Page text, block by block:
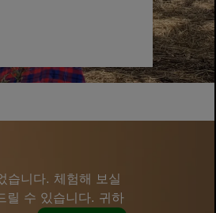
습니다. 체험해 보실
릴 수 있습니다. 귀하